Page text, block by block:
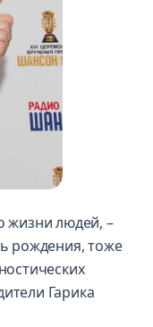
жизни людей, –
рождения, тоже
Гарика